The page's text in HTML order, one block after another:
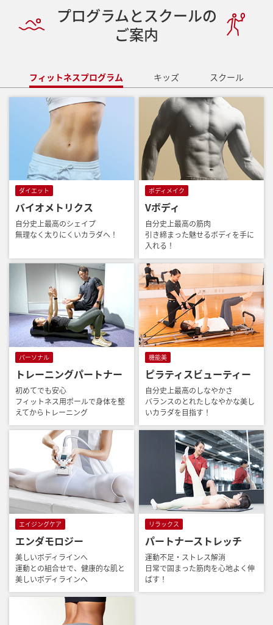
プログラムとスクールの
ご案内
フィットネスプログラム キッズ スクール
ダイエット
バイオメトリクス
自分史上最高のシェイプ
無理なく太りにくいカラダへ！
ボディメイク
Vボディ
自分史上最高の筋肉
引き締まった魅せるボディを手に
入れる！
パーソナル
トレーニングパートナー
初めてでも安心
フィットネス用ポールで身体を整
えてからトレーニング
機能美
ピラティスビューティー
自分史上最高のしなやかさ
バランスのとれたしなやかな美し
いカラダを目指す！
エイジングケア
エンダモロジー
美しいボディラインへ
運動との組合せで、健康的な肌と
美しいボディラインへ
リラックス
パートナーストレッチ
運動不足・ストレス解消
日常で固まった筋肉を心地よく伸
ばす！